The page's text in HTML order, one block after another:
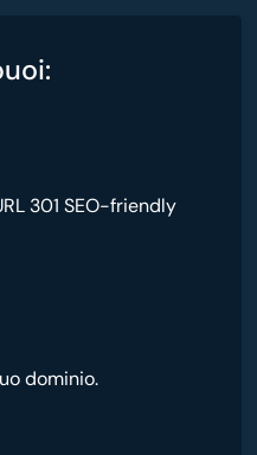
301 SEO-friendly
dominio.